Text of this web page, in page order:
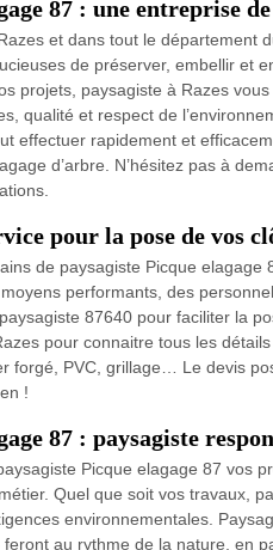
87 : une entreprise
et dans tout le département
de préserver, embellir et
projets, paysagiste à Razes
qualité et respect de
effectuer rapidement et
d’arbre. N’hésitez pas à
pour la pose de vos
de paysagiste Picque
performants, des
87640 pour faciliter la
pour connaitre tous les
forgé, PVC, grillage… Le devis
!
87 : paysagiste
Picque elagage 87 vos
Quel que soit vos travaux,
environnementales.
feront au rythme de la nature, en